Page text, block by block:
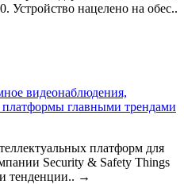
Устройство нацелено на обес..
видеонаблюдения,
главными трендами
платформ для
Security & Safety Things
тенденции.. →